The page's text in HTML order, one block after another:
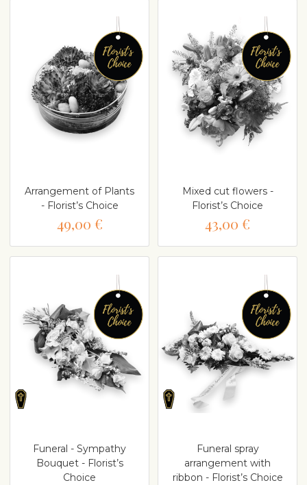
Arrangement of Plants
- Florist’s Choice
49,00 €
Mixed cut flowers -
Florist’s Choice
43,00 €
Funeral - Sympathy
Bouquet - Florist’s
Choice
Funeral spray
arrangement with
ribbon - Florist’s Choice